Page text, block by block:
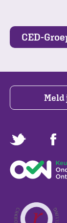
CED-
Meld